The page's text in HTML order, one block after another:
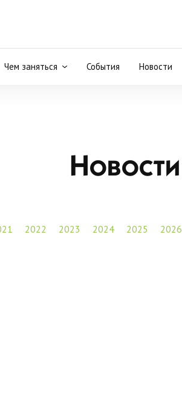
Чем заняться События Новости
Новости
2022 2023 2024 2025 2026